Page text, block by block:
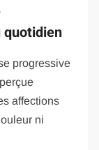
quotidien
progressive
affections
ni